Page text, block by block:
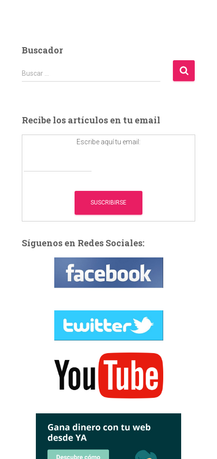
Buscador
B
u
r
:
Buscar …
Recibe los artículos en tu email
Escribe aquí tu email:
Síguenos en Redes Sociales: